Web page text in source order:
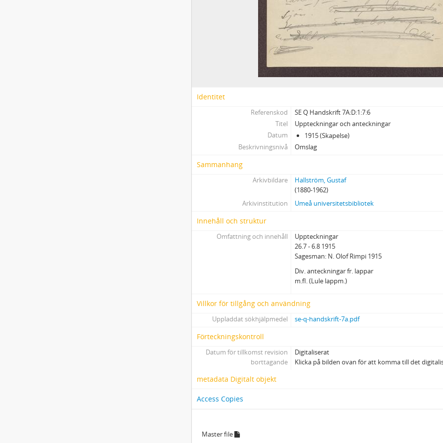
5 - Uppdrag för svenska Röda Korsets hjälpkommitté för krigsfångar
6 - Verksamhet inom frivilligrörelsen under första och andra
7 - Verksamhet inom föreningar och samfund
Identitet
Referenskod
SE Q Handskrift 7A:D:1:7:6
Titel
Uppteckningar och anteckningar
Datum
1915 (Skapelse)
Beskrivningsnivå
Omslag
Sammanhang
Arkivbildare
Hallström, Gustaf
(1880-1962)
Arkivinstitution
Umeå universitetsbibliotek
Innehåll och struktur
Omfattning och innehåll
Uppteckningar
26.7 - 6.8 1915
Sagesman: N. Olof Rimpi 1915
Div. anteckningar fr. lappar
m.fl. (Lule lappm.)
Villkor för tillgång och användning
Uppladdat sökhjälpmedel se-q-handskrift-7a.pdf
Förteckningskontroll
Datum för tillkomst revision
borttagande
Digitaliserat
Klicka på bilden ovan för att komma till det
metadata Digitalt objekt
Access Copies
Master file